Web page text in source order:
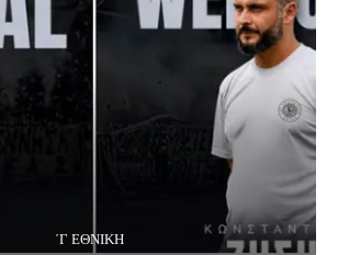
΄Γ ΕΘΝΙΚΉ